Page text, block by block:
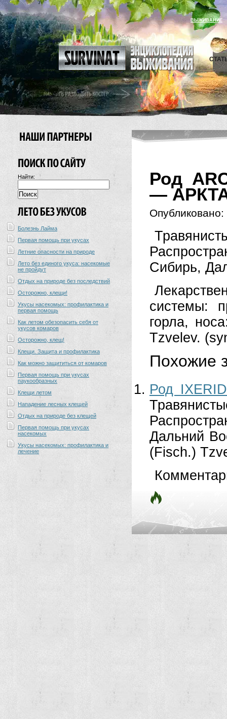
ВЫЖИВАНИЕ
Найти:
Болезнь Лайма
Первая помощь при укусах
Летние опасности на природе
Лето без единого укуса: насекомые
не пройдут
Отдых на природе без последствий
Осторожно, клещи!
Укусы насекомых: профилактика и
первая помощь
Как летом обезопасить себя от
укусов комаров
Осторожно, клещ!
Клещи. Защита и профилактика
Как можно защититься от комаров
Первая помощь при укусах
паукообразных
Клещи летом
Нападение лесных клещей
Отдых на природе без клещей
Первая помощь при укусах
насекомых
Укусы насекомых: профилактика и
лечение
Род
—
Опубликовано:
Сибирь,
системы:
горла,
Tzvelev.
Похожие
Род
Дальний
(Fisch.)